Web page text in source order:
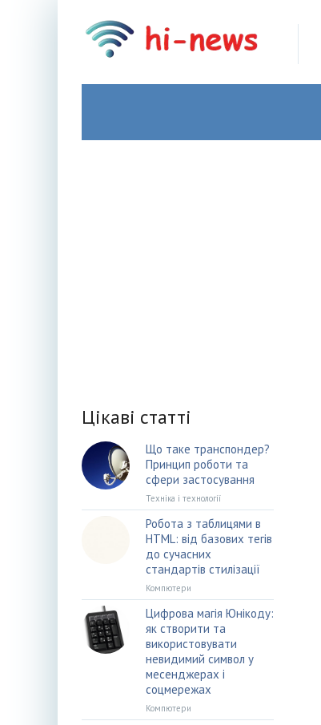
Цікаві статті
Що таке транспондер?
Принцип роботи та
сфери застосування
Техніка і технології
Робота з таблицями в
HTML: від базових тегів
до сучасних
стандартів стилізації
Компютери
Цифрова магія Юнікоду:
як створити та
використовувати
невидимий символ у
месенджерах і
соцмережах
Компютери